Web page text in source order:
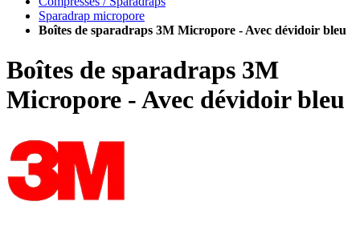
Sparadrap micropore
Boîtes de sparadraps 3M Micropore - Avec dévidoir bleu
Boîtes de sparadraps 3M
Micropore - Avec dévidoir bleu